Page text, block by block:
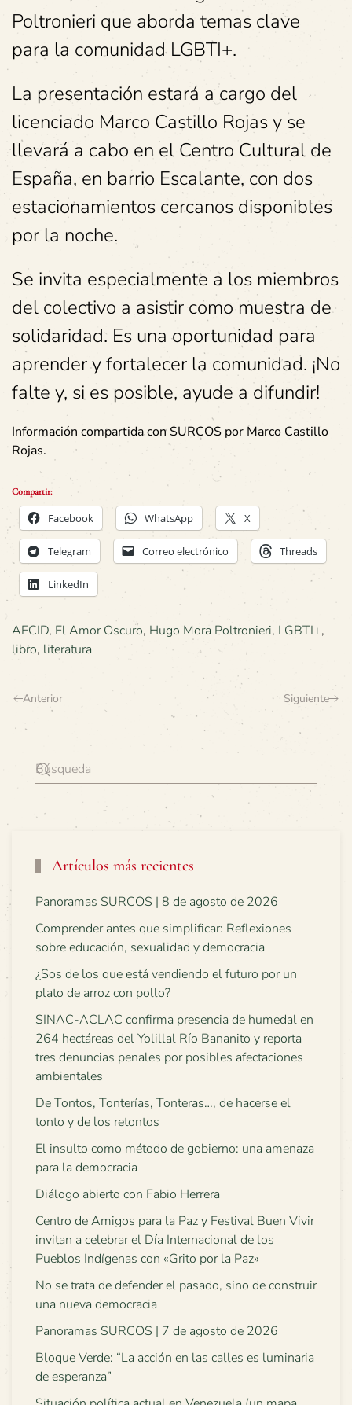
Poltronieri que aborda temas clave
para la comunidad LGBTI+.
La presentación estará a cargo del
licenciado Marco Castillo Rojas y se
llevará a cabo en el Centro Cultural de
España, en barrio Escalante, con dos
estacionamientos cercanos disponibles
por la noche.
Se invita especialmente a los miembros
del colectivo a asistir como muestra de
solidaridad. Es una oportunidad para
aprender y fortalecer la comunidad. ¡No
falte y, si es posible, ayude a difundir!
Información compartida con SURCOS por Marco Castillo
Rojas.
Compartir:
Facebook WhatsApp X
Telegram Correo electrónico Threads
LinkedIn
AECID, El Amor Oscuro, Hugo Mora Poltronieri, LGBTI+,
libro, literatura
Anterior Siguiente
Artículos más recientes
Panoramas SURCOS | 8 de agosto de 2026
Comprender antes que simplificar: Reflexiones
sobre educación, sexualidad y democracia
¿Sos de los que está vendiendo el futuro por un
plato de arroz con pollo?
SINAC-ACLAC confirma presencia de humedal en
264 hectáreas del Yolillal Río Bananito y reporta
tres denuncias penales por posibles afectaciones
ambientales
De Tontos, Tonterías, Tonteras…, de hacerse el
tonto y de los retontos
El insulto como método de gobierno: una amenaza
para la democracia
Diálogo abierto con Fabio Herrera
Centro de Amigos para la Paz y Festival Buen Vivir
invitan a celebrar el Día Internacional de los
Pueblos Indígenas con «Grito por la Paz»
No se trata de defender el pasado, sino de construir
una nueva democracia
Panoramas SURCOS | 7 de agosto de 2026
Bloque Verde: “La acción en las calles es luminaria
de esperanza”